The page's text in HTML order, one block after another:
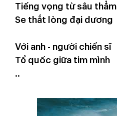
Tiếng vọng từ sâu thẳm
Se thắt lòng đại dương
Với anh - người chiến sĩ
Tổ quốc giữa tim mình
..